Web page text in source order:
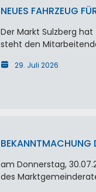
NEUES FAHRZEUG
Der Markt Sulzberg
steht den
29. Juli 2026
BEKANNTMACHUNG
am Donnerstag,
des